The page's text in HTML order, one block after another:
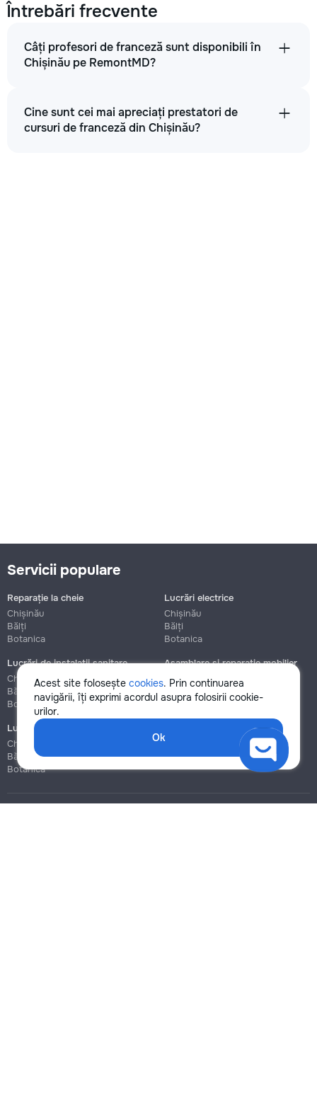
Întrebări frecvente
Câți profesori de franceză sunt disponibili în
Chișinău pe RemontMD?
Cine sunt cei mai apreciați prestatori de
cursuri de franceză din Chișinău?
Acest site folosește cookies. Prin continuarea
navigării, îți exprimi acordul asupra folosirii cookie-
urilor.
Ok
Servicii populare
Reparație la cheie
Chișinău
Bălți
Botanica
Lucrări electrice
Chișinău
Bălți
Botanica
Lucrări de instalații sanitare
Chișinău
Bălți
Botanica
Asamblare și reparație mobilier
Chișinău
Botanica
Lucrări de construcție și instalare
Chișinău
Bălți
Botanica